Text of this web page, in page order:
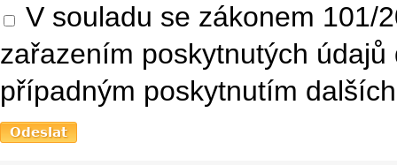
V souladu se zákonem 101/
zařazením poskytnutých
případným poskytnutím